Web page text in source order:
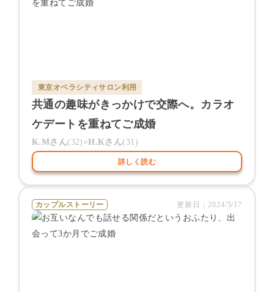
東京オペラシティサロン利用
共通の趣味がきっかけで交際へ。カラオ
ケデートを重ねてご成婚
K.Mさん( 32)×H.Kさん( 31)
詳しく読む
カップルストーリー 更新日：2024/5/17